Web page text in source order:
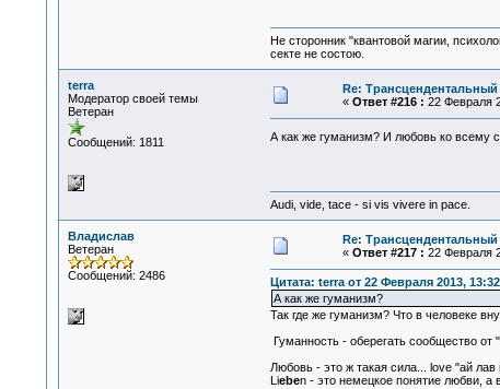
Не сторонник "квантовой магии,
секте не состою.
terra
Модератор своей темы
Ветеран
Сообщений: 1811
Re: Трансцендентальный
« Ответ #216 : 22 Февраля
А как же гуманизм? И любовь ко
Audi, vide, tace - si vis vivere in pace.
Владислав
Ветеран
Сообщений: 2486
Re: Трансцендентальный
« Ответ #217 : 22 Февраля
Цитата: terra от 22 Февраля 2013,
А как же гуманизм?
Так где же гуманизм? Что в человеке
Гуманность - оберегать сообщество
Любовь - это ж такая сила... love "ай
Lieben - это немецкое понятие любви, а